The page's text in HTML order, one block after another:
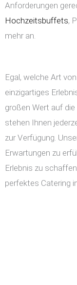
Anforderungen
Hochzeitsbuffets,
mehr an.
Egal, welche Art
einzigartiges
großen Wert auf
stehen Ihnen
zur Verfügung.
Erwartungen zu
Erlebnis zu
perfektes Catering